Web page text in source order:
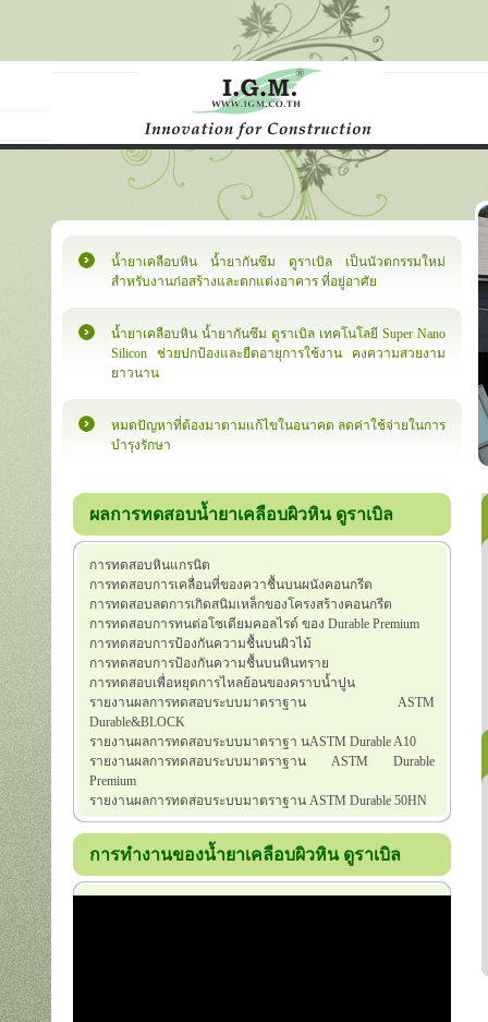
น้ำยาเคลือบหิน น้ำยากันซึม ดูราเบิล เป็นนัวตกรรมใหม่
สำหรับงานก่อสร้างและตกแต่งอาคาร ที่อยู่อาศัย
น้ำยาเคลือบหิน น้ำยากันซึม ดูราเบิล เทคโนโลยี Super Nano
Silicon ช่วยปกป้องและยืดอายุการใช้งาน คงความสวยงาม
ยาวนาน
หมดปัญหาที่ต้องมาตามแก้ไขในอนาคต ลดค่าใช้จ่ายในการ
บำรุงรักษา
ผลการทดสอบน้ำยาเคลือบผิวหิน ดูราเบิล
การทดสอบหินแกรนิต
การทดสอบการเคลื่อนที่ของควาชื้นบนผนังคอนกรีต
การทดสอบลดการเกิดสนิมเหล็กของโครงสร้างคอนกรีต
การทดสอบการทนต่อโซเดียมคอลไรด์ ของ Durable Premium
การทดสอบการป้องกันความชื้นบนผิวไม้
การทดสอบการป้องกันความชื้นบนหินทราย
การทดสอบเพื่อหยุดการไหลย้อนของคราบน้ำปูน
รายงานผลการทดสอบระบบมาตราฐาน ASTM
Durable&BLOCK
รายงานผลการทดสอบระบบมาตราฐา นASTM Durable A10
รายงานผลการทดสอบระบบมาตราฐาน ASTM Durable
Premium
รายงานผลการทดสอบระบบมาตราฐาน ASTM Durable 50HN
การทำงานของน้ำยาเคลือบผิวหิน ดูราเบิล